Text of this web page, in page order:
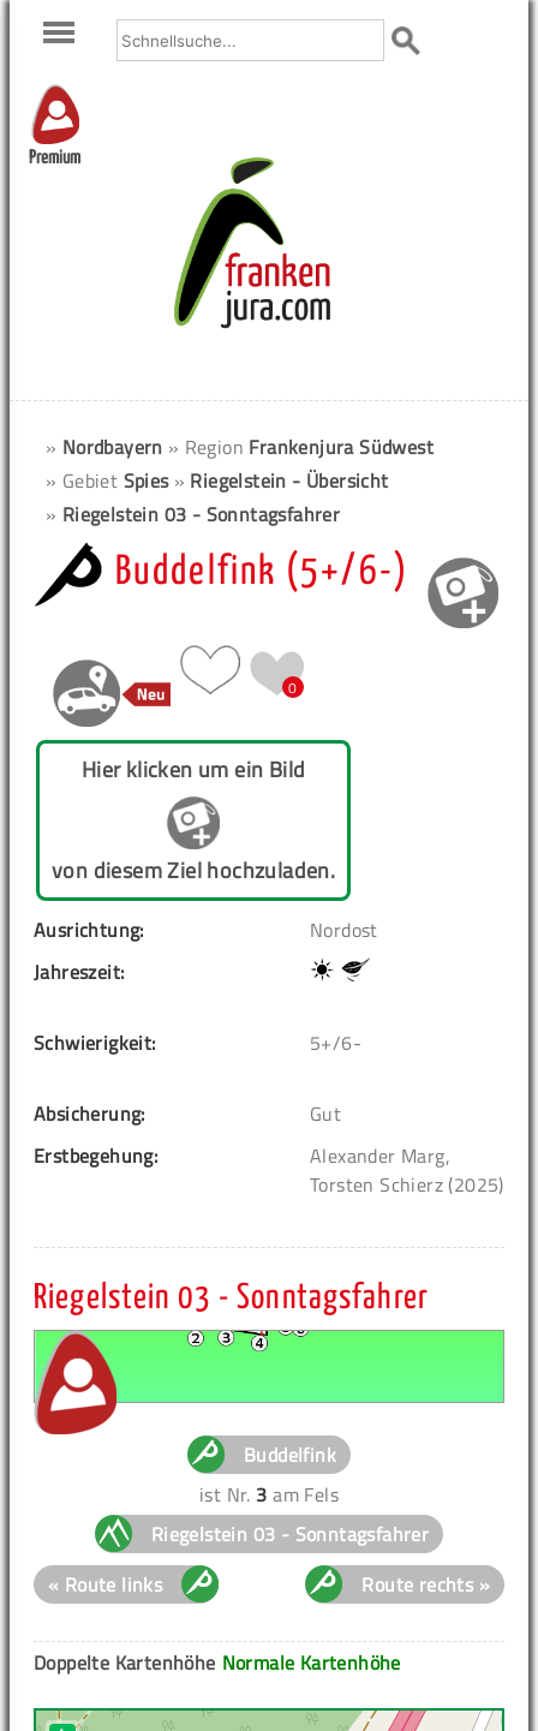
Premium
» Nordbayern » Region Frankenjura Südwest
» Gebiet Spies » Riegelstein - Übersicht
» Riegelstein 03 - Sonntagsfahrer
Buddelfink (5+/6-)
0
Hier klicken um ein Bild
von diesem Ziel hochzuladen.
Ausrichtung:
Nordost
Jahreszeit:
Schwierigkeit: 5+/6-
Absicherung:
Gut
Erstbegehung:
Alexander Marg,
Torsten Schierz (2025)
Riegelstein 03 - Sonntagsfahrer
Buddelfink
ist Nr. 3 am Fels
Riegelstein 03 - Sonntagsfahrer
« Route links
Route rechts »
Normale Kartenhöhe
Doppelte Kartenhöhe